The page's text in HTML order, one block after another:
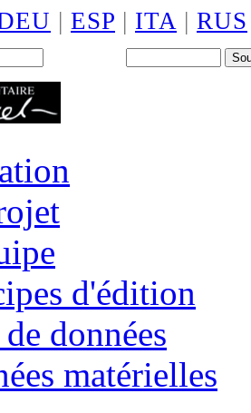
| ESP | ITA | RUS
d'édition
données
matérielles